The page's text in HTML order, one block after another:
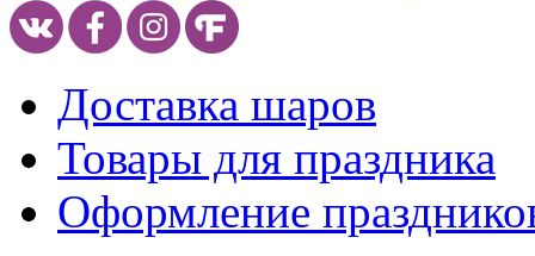
Доставка шаров
Товары для праздника
Оформление